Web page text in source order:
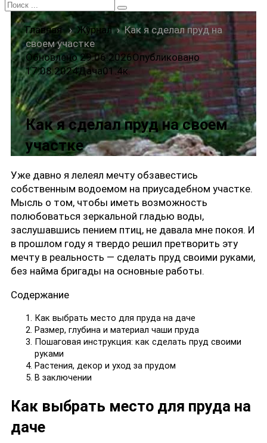
Search
for:
Главная ›Журнал›Как я сделал пруд на
своем участке
Обновлено 29.06.2026Опубликовано
17.08.2024Дача01.4к.
Как я сделал пруд на своем
участке
Уже давно я лелеял мечту обзавестись
собственным водоемом на приусадебном участке.
Мысль о том, чтобы иметь возможность
полюбоваться зеркальной гладью воды,
заслушавшись пением птиц, не давала мне покоя. И
в прошлом году я твердо решил претворить эту
мечту в реальность — сделать пруд своими руками,
без найма бригады на основные работы.
Содержание
Как выбрать место для пруда на даче
Размер, глубина и материал чаши пруда
Пошаговая инструкция: как сделать пруд своими
руками
Растения, декор и уход за прудом
В заключении
Как выбрать место для пруда на
даче